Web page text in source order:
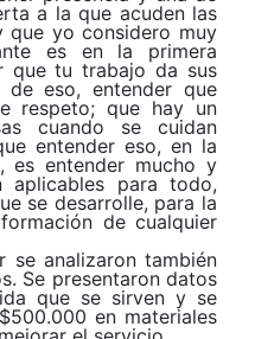
a la que acuden las
que yo considero muy
es en la primera
que tu trabajo da sus
eso, entender que
respeto; que hay un
cuando se cuidan
entender eso, en la
es entender mucho y
aplicables para todo,
se desarrolle, para la
de cualquier
se analizaron también
Se presentaron datos
que se sirven y se
en materiales